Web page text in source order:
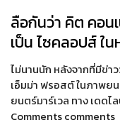
ลือกันว่า คิต คอน
เป็น ไซคลอปส์ ใ
ไม่นานนัก หลังจากที่มีข่า
เอ็มม่า ฟรอสต์ ในภาพย
ยนตร์มาร์เวล ทาง เดด
Comments comments